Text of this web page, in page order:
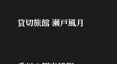
貸切旅館 瀬戸風月